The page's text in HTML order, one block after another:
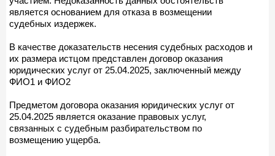
является основанием для отказа в возмещении
судебных издержек.
В качестве доказательств несения судебных расходов и
их размера истцом представлен договор оказания
юридических услуг от 25.04.2025, заключенный между
ФИО1 и ФИО2
Предметом договора оказания юридических услуг от
25.04.2025 является оказание правовых услуг,
связанных с судебным разбирательством по
возмещению ущерба.